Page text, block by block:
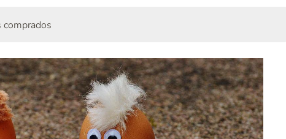
comprados